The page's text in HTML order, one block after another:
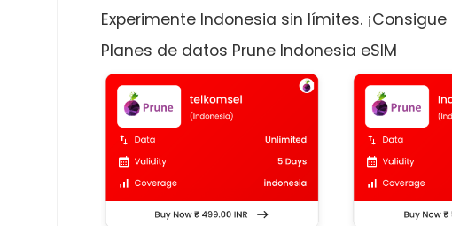
Experimente Indonesia sin límites. ¡Consigue
Planes de datos Prune Indonesia eSIM